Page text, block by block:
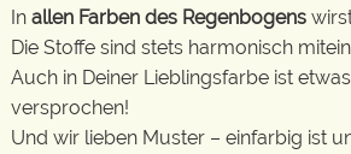
In allen Farben des Regenbogens
Die Stoffe sind stets harmonisch
Auch in Deiner Lieblingsfarbe ist
versprochen!
Und wir lieben Muster – einfarbig ist